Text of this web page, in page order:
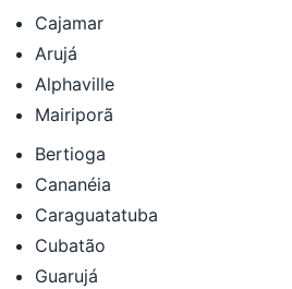
Cajamar
Arujá
Alphaville
Mairiporã
Bertioga
Cananéia
Caraguatatuba
Cubatão
Guarujá